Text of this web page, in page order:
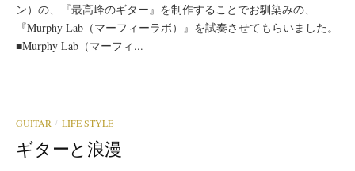
ン）の、『最高峰のギター』を制作することでお馴染みの、
『Murphy Lab（マーフィーラボ）』を試奏させてもらいました。
■Murphy Lab（マーフィ...
GUITAR / LIFE STYLE
ギターと浪漫